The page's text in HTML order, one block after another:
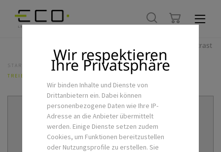
Hoher Kontrast
STARTSEITE LED-FLEXSTRIPS & ZUBEHÖR
NETZTEILE
TREIBER MW-ELG-100-DA
Wir respektieren
Ihre Privatsphäre
Wir binden Inhalte und Dienste von
Drittanbietern ein. Dabei können
personenbezogene Daten wie Ihre IP-
Adresse an die Anbieter übermittelt
werden. Einige Dienste setzen zudem
Cookies, um Funktionen bereitzustellen
oder Nutzungsprofile zu erstellen. Sie